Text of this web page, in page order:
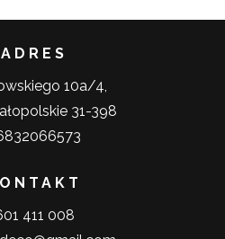
ADRES
10a/4,
31-398
411 008